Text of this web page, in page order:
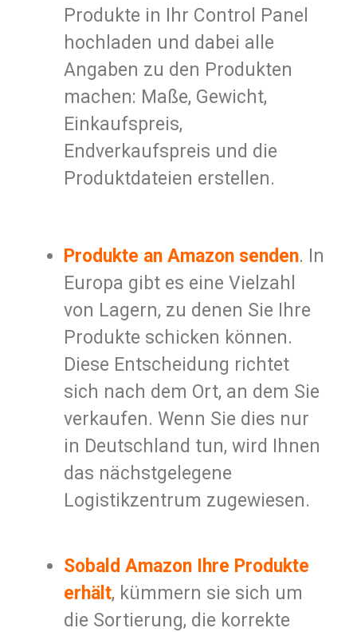
Produkte in Ihr Control Panel
hochladen und dabei alle
Angaben zu den Produkten
machen: Maße, Gewicht,
Einkaufspreis,
Endverkaufspreis und die
Produktdateien erstellen.
Produkte an Amazon senden. In
Europa gibt es eine Vielzahl
von Lagern, zu denen Sie Ihre
Produkte schicken können.
Diese Entscheidung richtet
sich nach dem Ort, an dem Sie
verkaufen. Wenn Sie dies nur
in Deutschland tun, wird Ihnen
das nächstgelegene
Logistikzentrum zugewiesen.
Sobald Amazon Ihre Produkte
erhält, kümmern sie sich um
die Sortierung, die korrekte